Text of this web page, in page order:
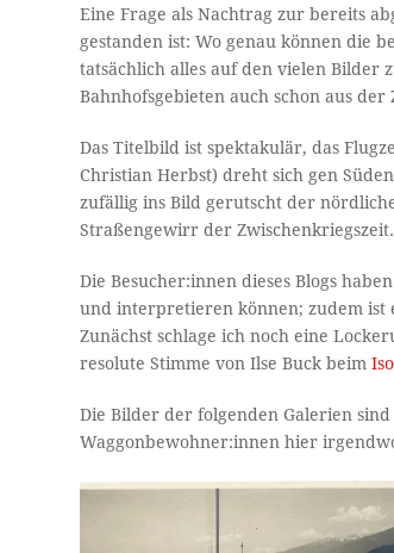
Eine Frage als Nachtrag zur bereits
gestanden ist: Wo genau können die
tatsächlich alles auf den vielen Bilder
Bahnhofsgebieten auch schon aus
Das Titelbild ist spektakulär, das
Christian Herbst) dreht sich gen
zufällig ins Bild gerutscht der
Straßengewirr der Zwischenkriegszeit.
Die Besucher:innen dieses Blogs
und interpretieren können; zudem ist
Zunächst schlage ich noch eine
resolute Stimme von Ilse Buck beim
Die Bilder der folgenden Galerien
Waggonbewohner:innen hier